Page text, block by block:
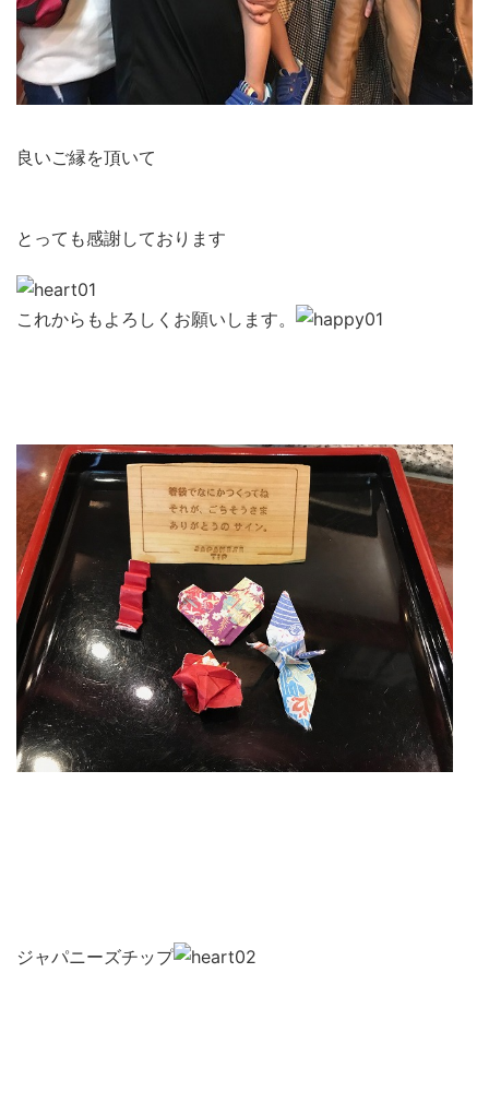
良いご縁を頂いて
とっても感謝しております
これからもよろしくお願いします。
ジャパニーズチップ